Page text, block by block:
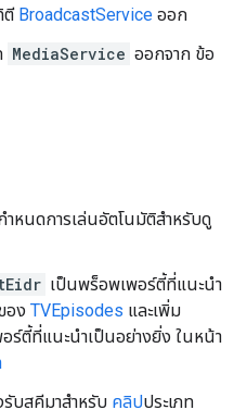
ตี BroadcastService ออก
MediaService ออกจาก ข้อ
ำหนดการเล่นอัตโนมัติสำหรับดู
เป็นพร็อพเพอร์ตี้ที่แนะนำ
อง TVEpisodes และเพิ่ม
ร์ตี้ที่แนะนำเป็นอย่างยิ่ง ในหน้า
รับสคีมาสำหรับ คลิปประเภท